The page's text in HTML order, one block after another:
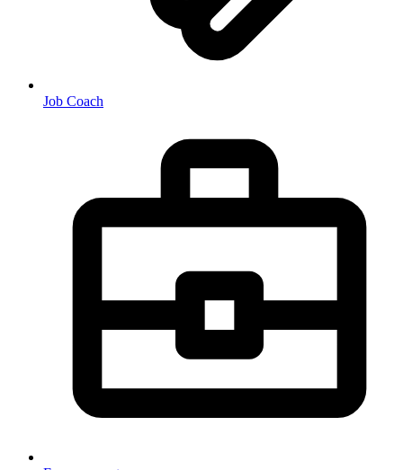
Job Coach